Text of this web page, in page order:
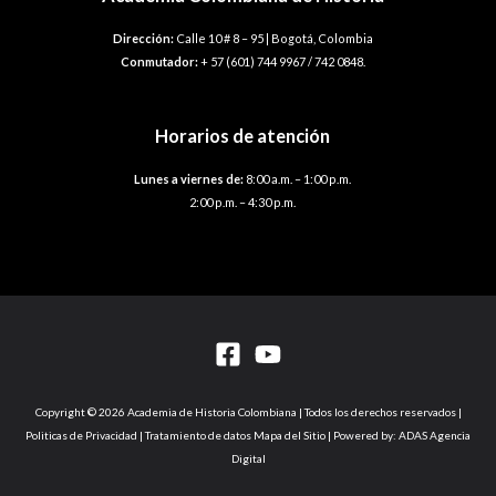
Dirección:Calle 10 # 8 – 95 | Bogotá, Colombia
Conmutador:+ 57 (601) 744 9967 / 742 0848.
Horarios de atención
Lunes a viernes de: 8:00 a.m. – 1:00 p.m.
2:00 p.m. – 4:30 p.m.
Copyright © 2026 Academia de Historia Colombiana | Todos los derechos reservados |
Politicas de Privacidad | Tratamiento de datos Mapa del Sitio | Powered by: ADAS Agencia
Digital